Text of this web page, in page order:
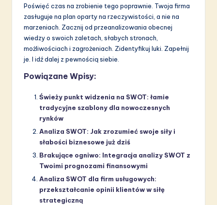
Poświęć czas na zrobienie tego poprawnie. Twoja firma
zasługuje na plan oparty na rzeczywistości, a nie na
marzeniach. Zacznij od przeanalizowania obecnej
wiedzy o swoich zaletach, słabych stronach,
możliwościach i zagrożeniach. Zidentyfikuj luki. Zapełnij
je. I idź dalej z pewnością siebie.
Powiązane Wpisy:
Świeży punkt widzenia na SWOT: łamie
tradycyjne szablony dla nowoczesnych
rynków
Analiza SWOT: Jak zrozumieć swoje siły i
słabości biznesowe już dziś
Brakujące ogniwo: Integracja analizy SWOT z
Twoimi prognozami finansowymi
Analiza SWOT dla firm usługowych:
przekształcanie opinii klientów w siłę
strategiczną